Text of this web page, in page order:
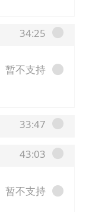
34:25
暂不支持
33:47
43:03
暂不支持